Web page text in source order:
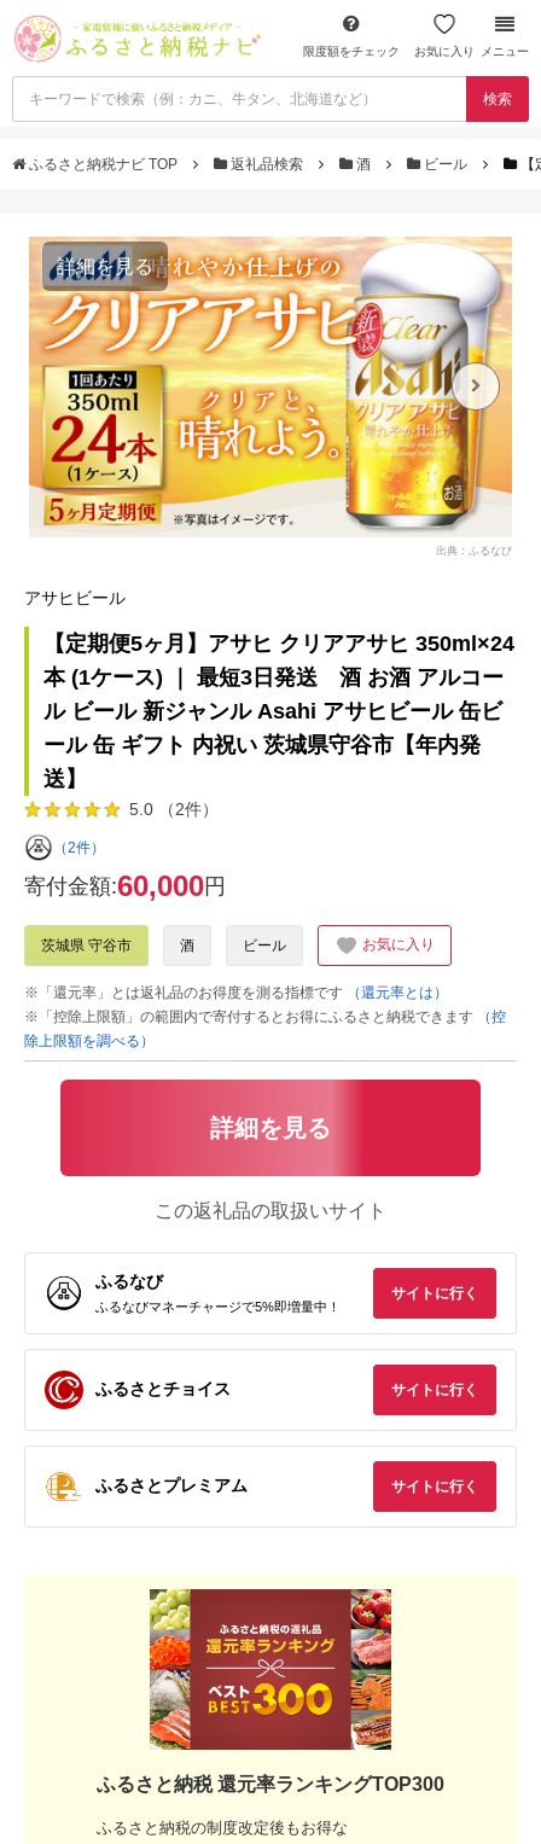
限度額をチェック お気に入り メニュー
検索
ふるさと納税ナビ TOP 返礼品検索 酒 ビール
詳細を見る
出典：ふるなび
アサヒビール
【定期便5ヶ月】アサヒ クリアアサヒ 350ml×24
本 (1ケース) ｜ 最短3日発送 酒 お酒 アルコー
ル ビール 新ジャンル Asahi アサヒビール 缶ビ
ール 缶 ギフト 内祝い 茨城県守谷市【年内発
送】
5.0 （2件）
（2件）
寄付金額:60,000円
茨城県 守谷市 酒 ビール お気に入り
※「還元率」とは返礼品のお得度を測る指標です
（還元率とは）
※「控除上限額」の範囲内で寄付するとお得にふるさと納税できます
（控
除上限額を調べる）
詳細を見る
この返礼品の取扱いサイト
ふるなび
ふるなびマネーチャージで5%即増量中！
サイトに行く
ふるさとチョイス サイトに行く
ふるさとプレミアム サイトに行く
ふるさと納税 還元率ランキングTOP300
ふるさと納税の制度改定後もお得な